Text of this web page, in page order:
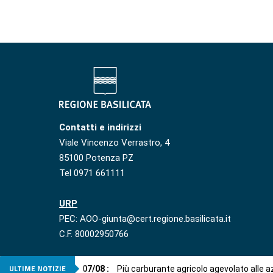
Contatti e indirizzi
Viale Vincenzo Verrastro, 4
85100 Potenza PZ
Tel 0971 661111
URP
PEC: AOO-giunta@cert.regione.basilicata.it
C.F. 80002950766
ULTIME NOTIZIE 07/08 : Più carburante agricolo agevolato alle